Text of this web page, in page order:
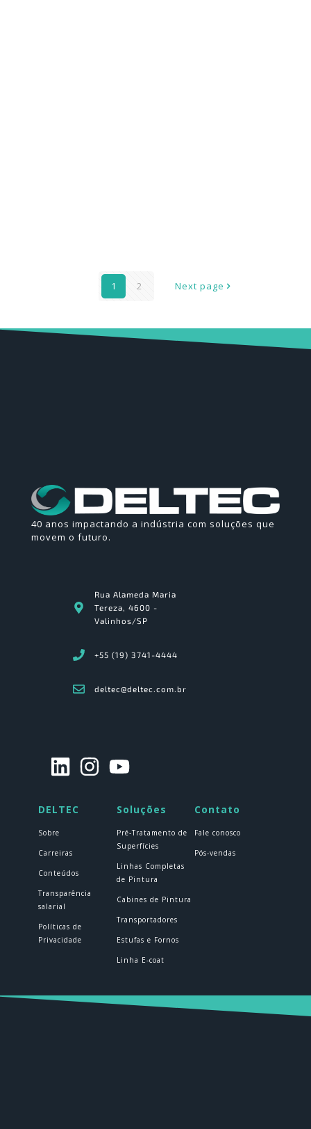
1 2 Next page
40 anos impactando a indústria com soluções que
movem o futuro.
Rua Alameda Maria
Tereza, 4600 -
Valinhos/SP
+55 (19) 3741-4444
deltec@deltec.com.br
DELTEC Soluções Contato
Sobre
Carreiras
Conteúdos
Transparência
salarial
Políticas de
Privacidade
Pré-Tratamento de
Superfícies
Linhas Completas
de Pintura
Cabines de Pintura
Transportadores
Estufas e Fornos
Linha E-coat
Fale conosco
Pós-vendas